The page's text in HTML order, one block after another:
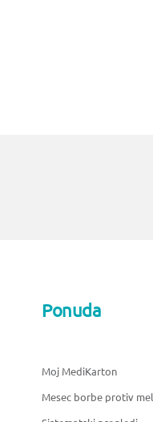
Ponuda
Moj MediKarton
Mesec borbe protiv